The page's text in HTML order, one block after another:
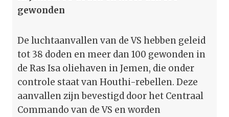
gewonden
De luchtaanvallen van de VS hebben geleid
tot 38 doden en meer dan 100 gewonden in
de Ras Isa oliehaven in Jemen, die onder
controle staat van Houthi-rebellen. Deze
aanvallen zijn bevestigd door het Centraal
Commando van de VS en worden